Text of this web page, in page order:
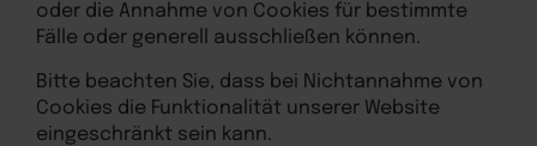
oder die Annahme von Cookies für bestimmte
Fälle oder generell ausschließen können.
Bitte beachten Sie, dass bei Nichtannahme von
Cookies die Funktionalität unserer Website
eingeschränkt sein kann.